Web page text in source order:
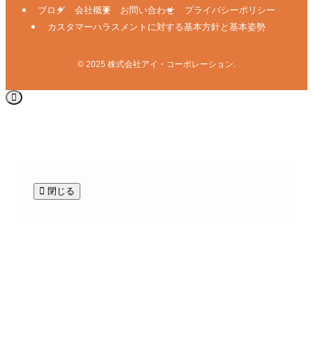
ブログ
会社概要 お問い合わせ
プライバシーポリシー
カスタマーハラスメントに対する基本方針と基本姿勢
© 2025 株式会社アイ・コーポレーション.
閉じる